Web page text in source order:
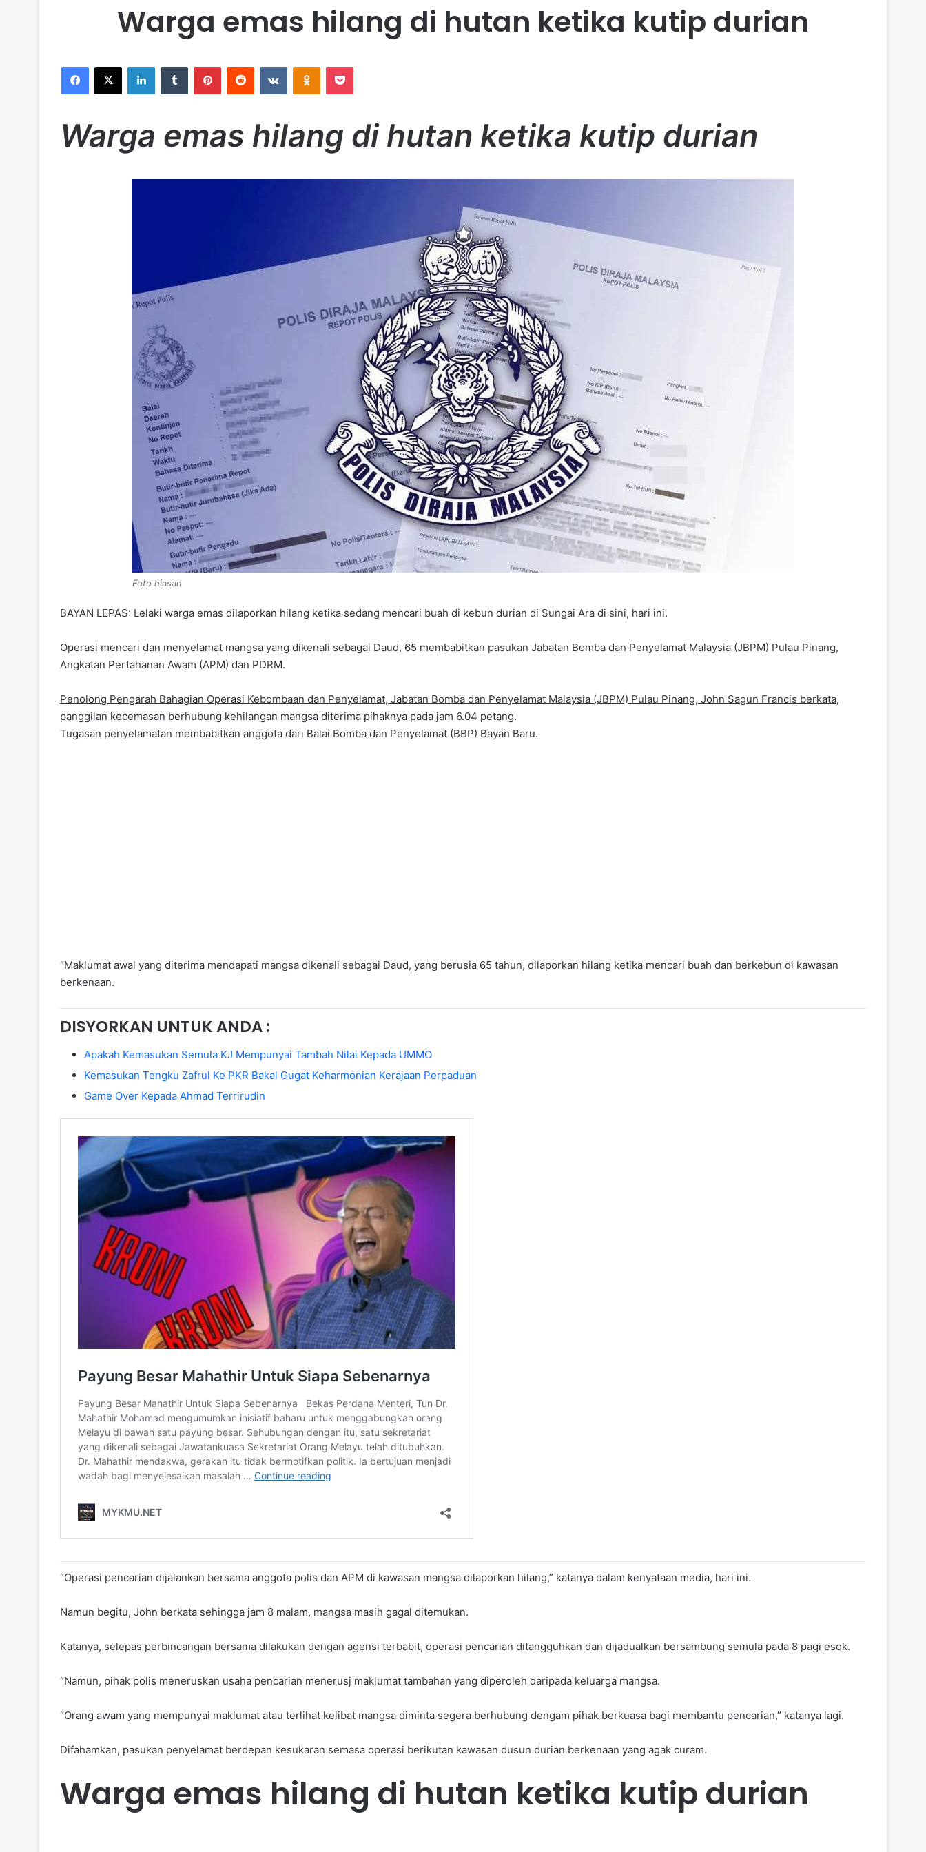
Warga emas hilang di hutan ketika kutip durian
Warga emas hilang di hutan ketika kutip durian
Foto hiasan
BAYAN LEPAS: Lelaki warga emas dilaporkan hilang ketika sedang mencari buah di kebun durian di Sungai Ara di sini, hari ini.
Operasi mencari dan menyelamat mangsa yang dikenali sebagai Daud, 65 membabitkan pasukan Jabatan Bomba dan Penyelamat Malaysia (JBPM) Pulau Pinang,
Angkatan Pertahanan Awam (APM) dan PDRM.
Penolong Pengarah Bahagian Operasi Kebombaan dan Penyelamat, Jabatan Bomba dan Penyelamat Malaysia (JBPM) Pulau Pinang, John Sagun Francis berkata,
panggilan kecemasan berhubung kehilangan mangsa diterima pihaknya pada jam 6.04 petang.
Tugasan penyelamatan membabitkan anggota dari Balai Bomba dan Penyelamat (BBP) Bayan Baru.
“Maklumat awal yang diterima mendapati mangsa dikenali sebagai Daud, yang berusia 65 tahun, dilaporkan hilang ketika mencari buah dan berkebun di kawasan
berkenaan.
DISYORKAN UNTUK ANDA :
Apakah Kemasukan Semula KJ Mempunyai Tambah Nilai Kepada UMMO
Kemasukan Tengku Zafrul Ke PKR Bakal Gugat Keharmonian Kerajaan Perpaduan
Game Over Kepada Ahmad Terrirudin
“Operasi pencarian dijalankan bersama anggota polis dan APM di kawasan mangsa dilaporkan hilang,” katanya dalam kenyataan media, hari ini.
Namun begitu, John berkata sehingga jam 8 malam, mangsa masih gagal ditemukan.
Katanya, selepas perbincangan bersama dilakukan dengan agensi terbabit, operasi pencarian ditangguhkan dan dijadualkan bersambung semula pada 8 pagi esok.
“Namun, pihak polis meneruskan usaha pencarian menerusj maklumat tambahan yang diperoleh daripada keluarga mangsa.
“Orang awam yang mempunyai maklumat atau terlihat kelibat mangsa diminta segera berhubung dengam pihak berkuasa bagi membantu pencarian,” katanya lagi.
Difahamkan, pasukan penyelamat berdepan kesukaran semasa operasi berikutan kawasan dusun durian berkenaan yang agak curam.
Warga emas hilang di hutan ketika kutip durian